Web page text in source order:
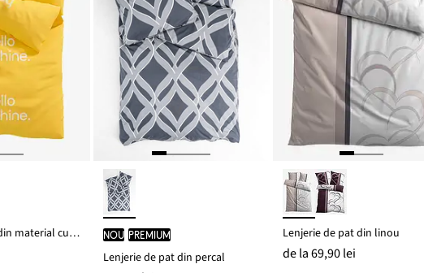
Lenjerie de pat din material cu bumbac nou PREMIUM
Lenjerie de pat din percal
Lenjerie de pat din linou
de la69,90 lei